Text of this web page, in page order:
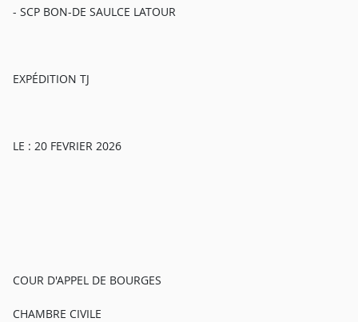
- SCP BON-DE SAULCE LATOUR
EXPÉDITION TJ
LE : 20 FEVRIER 2026
COUR D'APPEL DE BOURGES
CHAMBRE CIVILE